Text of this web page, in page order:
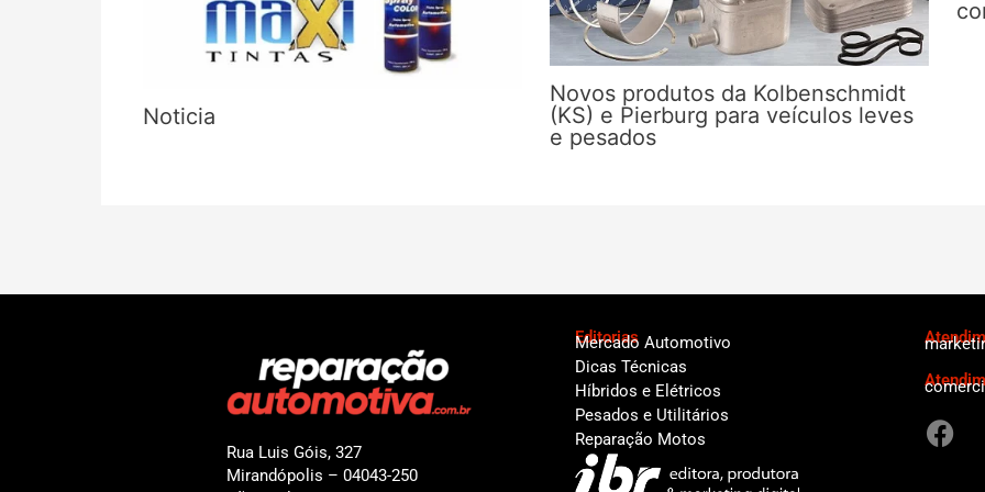
Noticia
Novos produtos da Kolbenschmidt
(KS) e Pierburg para veículos leves
e pesados
Rua Luis Góis, 327
Mirandópolis – 04043-250
Editorias
Mercado Automotivo
Dicas Técnicas
Híbridos e Elétricos
Pesados e Utilitários
Reparação Motos
F
a